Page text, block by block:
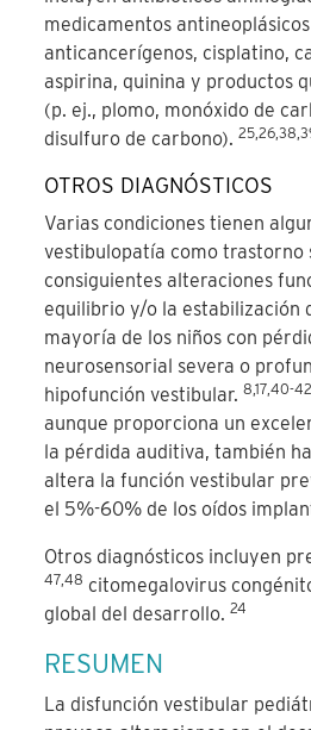
medicamentos
anticancerígenos, cisplatino,
aspirina, quinina y productos
(p. ej., plomo, monóxido de
disulfuro de carbono).
OTROS DIAGNÓSTICOS
Varias condiciones tienen
vestibulopatía como trastorno
consiguientes alteraciones
equilibrio y/o la estabilización
mayoría de los niños con
neurosensorial severa o
hipofunción vestibular.8,17,40-42
aunque proporciona un
la pérdida auditiva, también
altera la función vestibular
el 5%-60% de los oídos
Otros diagnósticos incluyen
47,48 citomegalovirus
global del desarrollo.24
RESUMEN
La disfunción vestibular